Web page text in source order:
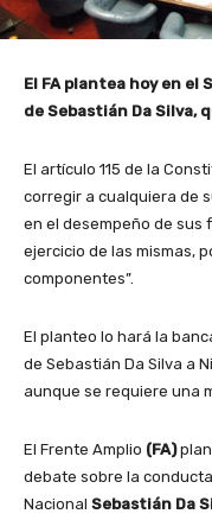
El FA plantea hoy en
de Sebastián Da Silva,
El artículo 115 de la
corregir a cualquiera de
en el desempeño de sus
ejercicio de las mismas,
componentes”.
El planteo lo hará la
de Sebastián Da Silva a
aunque se requiere una
El Frente Amplio (FA)
debate sobre la
Nacional Sebastián Da